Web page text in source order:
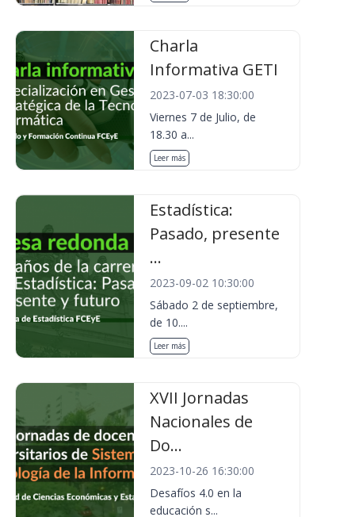
Charla
Informativa GETI
2023-07-03 18:30:00
Viernes 7 de Julio, de
18.30 a...
Leer más
Estadística:
Pasado, presente
...
2023-09-02 10:30:00
Sábado 2 de septiembre,
de 10....
Leer más
XVII Jornadas
Nacionales de
Do...
2023-10-26 16:30:00
Desafíos 4.0 en la
educación s...